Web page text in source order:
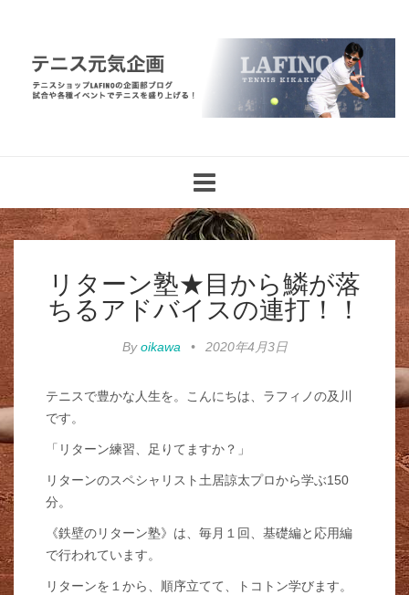
navigation
リターン塾★目から鱗が落
ちるアドバイスの連打！！
Byoikawa • 2020年4月3日
テニスで豊かな人生を。こんにちは、ラフィノの及川
です。
「リターン練習、足りてますか？」
リターンのスペシャリスト土居諒太プロから学ぶ150
分。
《鉄壁のリターン塾》は、毎月１回、基礎編と応用編
で行われています。
リターンを１から、順序立てて、トコトン学びます。